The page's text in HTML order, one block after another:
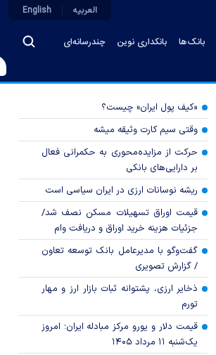
بانک‌ها بانکداری نوین چندرسانه‌ای
العربیه English
«کیف پول ایران» چیست؟
وقتی سیم کارت وثیقه میشه
حرکت از مزایده‌محوری به حکمرانی فعال
بر دارایی‌های بانکی
ریشه نوسانات ارزی در ایران سیاسی است
قیمت اوراق تسهیلات مسکن نصف شد/
جزئیات هزینه خرید اوراق و دریافت وام
گفت‌وگو با مدیرعامل بانک توسعه تعاون
/ گزارش تصویری
ذخایر ارزی، پشتوانه ثبات بازار ارز و مهار
تورم
قیمت دلار و یورو مرکز مبادله ایران؛ امروز
یک‌شنبه ۱۱ مرداد ۱۴۰۵